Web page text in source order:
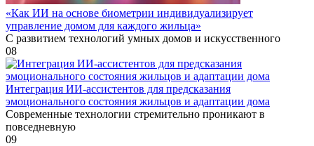
«Как ИИ на основе биометрии индивидуализирует
управление домом для каждого жильца»
С развитием технологий умных домов и искусственного
08
Интеграция ИИ-ассистентов для предсказания
эмоционального состояния жильцов и адаптации дома
Современные технологии стремительно проникают в
повседневную
09